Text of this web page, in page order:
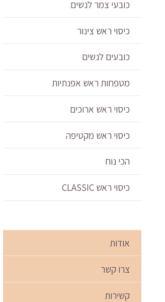
כובעי צמר לנשים
כיסוי ראש צינור
כובעים לנשים
מטפחות ראש אפנתיות
כיסוי ראש ארוכים
כיסוי ראש מקטיפה
הכי נוח
כיסוי ראש CLASSIC
אודות
צרו קשר
קשירות